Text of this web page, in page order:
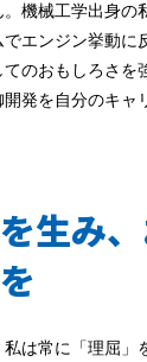
機械工学出身の
エンジン挙動に
のおもしろさを
発を自分のキャ
生み
は常に「理屈」